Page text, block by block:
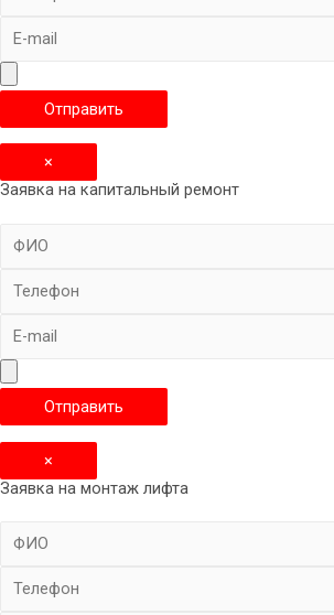
×
Заявка на капитальный ремонт
×
Заявка на монтаж лифта